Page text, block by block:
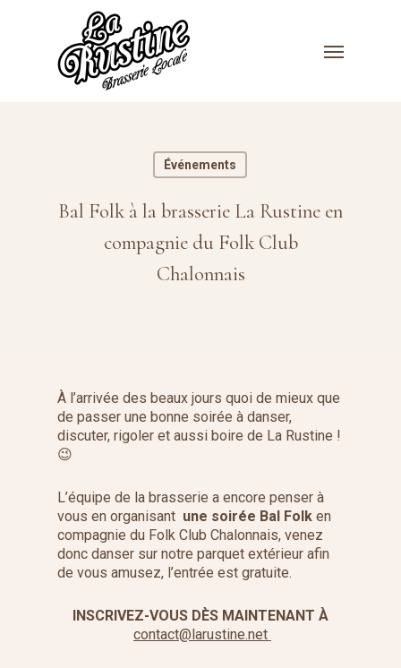
Événements
Bal Folk à la brasserie La Rustine en
compagnie du Folk Club
Chalonnais
À l’arrivée des beaux jours quoi de mieux que
de passer une bonne soirée à danser,
discuter, rigoler et aussi boire de La Rustine !
😉
L’équipe de la brasserie a encore penser à
vous en organisant une soirée Bal Folk en
compagnie du Folk Club Chalonnais, venez
donc danser sur notre parquet extérieur afin
de vous amusez, l’entrée est gratuite.
INSCRIVEZ-VOUS DÈS MAINTENANT À
contact@larustine.net